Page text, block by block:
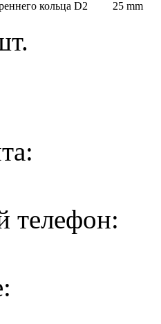
кольца D2
25 mm
телефон: